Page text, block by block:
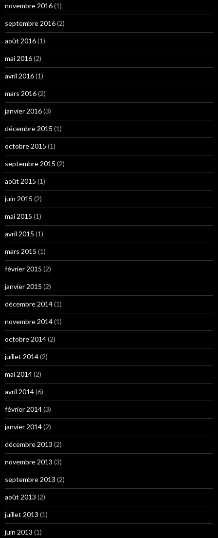
novembre 2016(1)
septembre 2016(2)
août 2016(1)
mai 2016(2)
avril 2016(1)
mars 2016(2)
janvier 2016(3)
décembre 2015 (1)
octobre 2015 (1)
septembre 2015 (2)
août 2015 (1)
juin 2015 (2)
mai 2015 (1)
avril 2015 (1)
mars 2015 (1)
février 2015 (2)
janvier 2015 (2)
décembre 2014(1)
novembre 2014(1)
octobre 2014(2)
juillet 2014(2)
mai 2014(2)
avril 2014(6)
février 2014(3)
janvier 2014(2)
décembre 2013 (2)
novembre 2013 (3)
septembre 2013 (2)
août 2013 (2)
juillet 2013 (1)
juin 2013 (1)